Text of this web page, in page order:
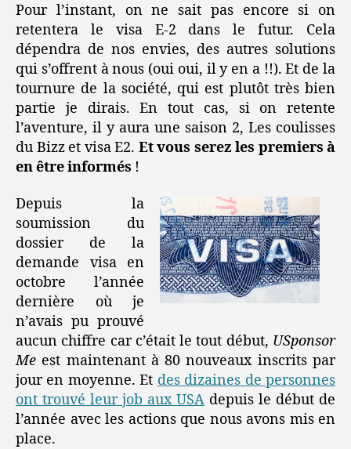
Pour l’instant, on ne sait pas encore si on
retentera le visa E-2 dans le futur. Cela
dépendra de nos envies, des autres solutions
qui s’offrent à nous (oui oui, il y en a !!). Et de la
tournure de la société, qui est plutôt très bien
partie je dirais. En tout cas, si on retente
l’aventure, il y aura une saison 2, Les coulisses
du Bizz et visa E2. Et vous serez les premiers à
en être informés !
Depuis la
soumission du
dossier de la
demande visa en
octobre l’année
dernière où je
n’avais pu prouvé
aucun chiffre car c’était le tout début, USponsor
Me est maintenant à 80 nouveaux inscrits par
jour en moyenne. Et des dizaines de personnes
ont trouvé leur job aux USA depuis le début de
l’année avec les actions que nous avons mis en
place.